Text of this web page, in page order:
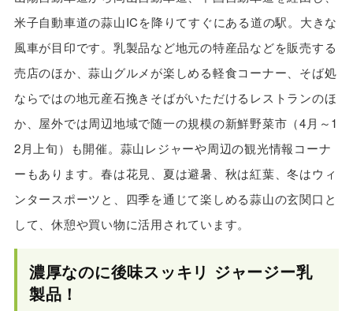
米子自動車道の蒜山ICを降りてすぐにある道の駅。大きな
風車が目印です。乳製品など地元の特産品などを販売する
売店のほか、蒜山グルメが楽しめる軽食コーナー、そば処
ならではの地元産石挽きそばがいただけるレストランのほ
か、屋外では周辺地域で随一の規模の新鮮野菜市（4月～1
2月上旬）も開催。蒜山レジャーや周辺の観光情報コーナ
ーもあります。春は花見、夏は避暑、秋は紅葉、冬はウィ
ンタースポーツと、四季を通じて楽しめる蒜山の玄関口と
して、休憩や買い物に活用されています。
濃厚なのに後味スッキリ ジャージー乳
製品！